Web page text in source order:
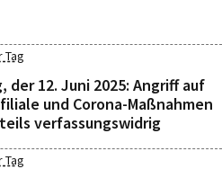
Tag
der 12. Juni 2025: Angriff auf
und Corona-Maßnahmen
verfassungswidrig
Tag